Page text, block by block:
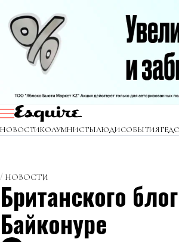
НОВОСТИКОЛУМНИСТЫЛЮДИСОБЫТИЯ
НОВОСТИ
Британского
Байконуре